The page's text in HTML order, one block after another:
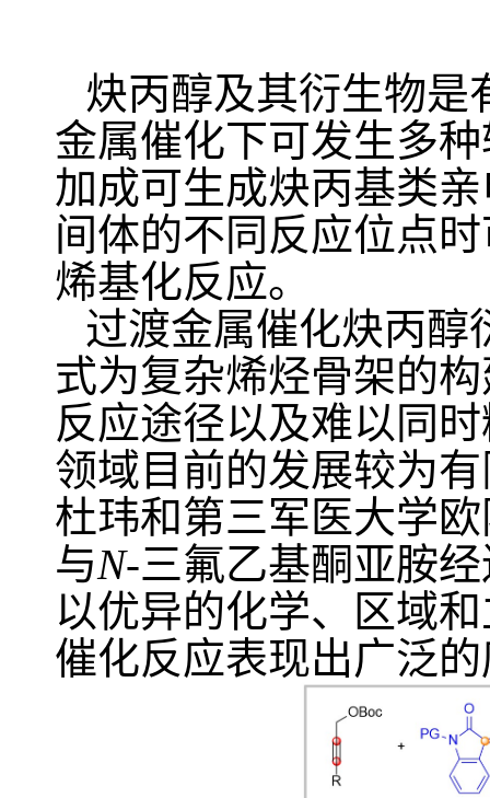
炔丙醇及其衍生物是
金属催化下可发生多
加成可生成炔丙基类
间体的不同反应位点
烯基化反应。
过渡金属催化炔丙醇
式为复杂烯烃骨架的
反应途径以及难以同
领域目前的发展较为
杜玮和第三军医大学
与N-三氟乙基酮亚胺
以优异的化学、区域
催化反应表现出广泛